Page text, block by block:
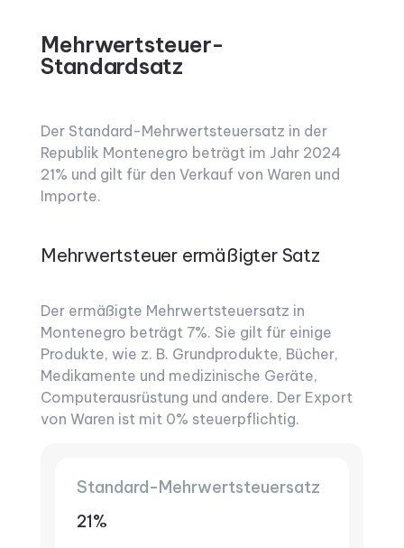
Mehrwertsteuer-
Standardsatz
Der Standard-Mehrwertsteuersatz in der
Republik Montenegro beträgt im Jahr 2024
21% und gilt für den Verkauf von Waren und
Importe.
Mehrwertsteuer ermäßigter Satz
Der ermäßigte Mehrwertsteuersatz in
Montenegro beträgt 7%. Sie gilt für einige
Produkte, wie z. B. Grundprodukte, Bücher,
Medikamente und medizinische Geräte,
Computerausrüstung und andere. Der Export
von Waren ist mit 0% steuerpflichtig.
Standard-Mehrwertsteuersatz
21%